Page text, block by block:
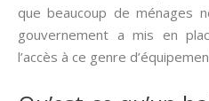
que beaucoup de ménages
gouvernement a mis en
l’accès à ce genre